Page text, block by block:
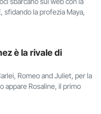
sfidando la profezia Maya,
è la rivale di
Romeo and Juliet, per la
appare Rosaline, il primo